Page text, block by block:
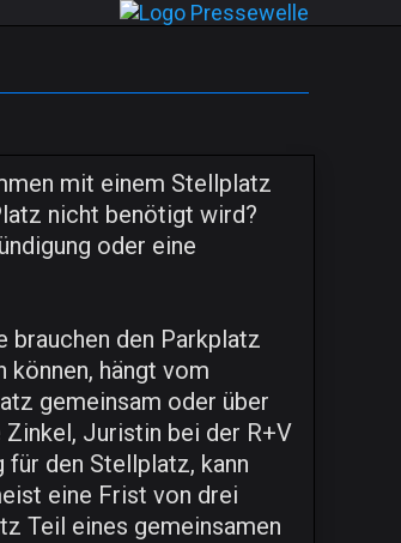
mit einem Stellplatz
nicht benötigt wird?
oder eine
brauchen den Parkplatz
können, hängt vom
gemeinsam oder über
Juristin bei der R+V
für den Stellplatz, kann
eine Frist von drei
Teil eines gemeinsamen